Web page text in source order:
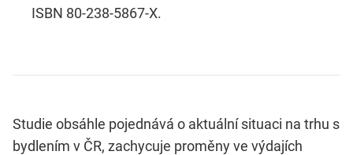
ISBN 80-238-5867-X.
Studie obsáhle pojednává o aktuální situaci na trhu s
bydlením v ČR, zachycuje proměny ve výdajích